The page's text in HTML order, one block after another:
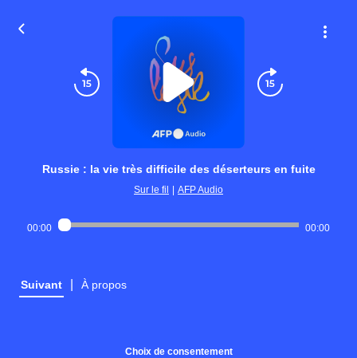
Russie : la vie très difficile des déserteurs en fuite
Sur le fil AFP Audio
00:00 00:00
Suivant À propos
Choix de consentement